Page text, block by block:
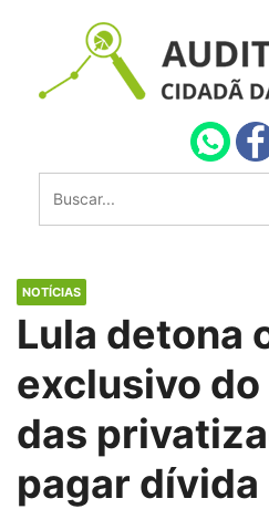
NOTÍCIAS
Lula detona
exclusivo
das
pagar